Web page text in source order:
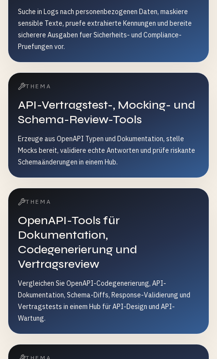
Suche in Logs nach personenbezogenen Daten, maskiere
sensible Texte, pruefe extrahierte Kennungen und bereite
sicherere Ausgaben fuer Sicherheits- und Compliance-
Pruefungen vor.
THEMA
API-Vertragstest-, Mocking- und
Schema-Review-Tools
Erzeuge aus OpenAPI Typen und Dokumentation, stelle
Mocks bereit, validiere echte Antworten und prüfe riskante
Schemaänderungen in einem Hub.
THEMA
OpenAPI-Tools für
Dokumentation,
Codegenerierung und
Vertragsreview
Vergleichen Sie OpenAPI-Codegenerierung, API-
Dokumentation, Schema-Diffs, Response-Validierung und
Vertragstests in einem Hub für API-Design und API-
Wartung.